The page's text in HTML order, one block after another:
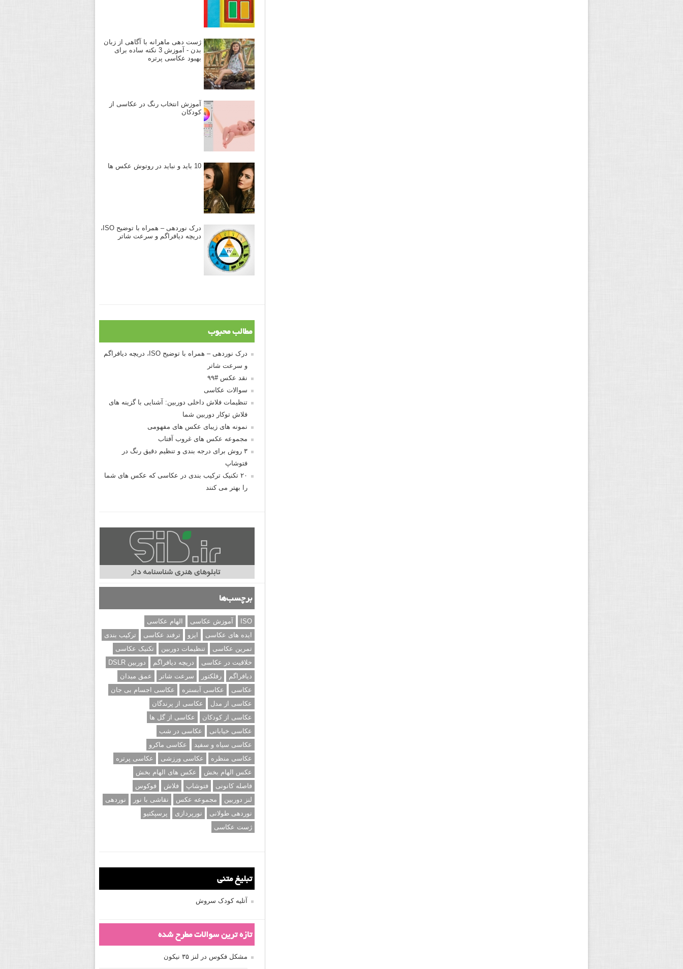
ژست دهی ماهرانه با آگاهی از زبان
بدن - آموزش 3 نکته ساده برای
بهبود عکاسی پرتره
آموزش انتخاب رنگ در عکاسی از
کودکان
10 باید و نباید در روتوش عکس ها
درک نوردهی – همراه با توضیح ISO،
دریچه دیافراگم و سرعت شاتر
مطالب محبوب
درک نوردهی – همراه با توضیح ISO، دریچه دیافراگم
و سرعت شاتر
نقد عکس #۹۹
سوالات عکاسی
تنظیمات فلاش داخلی دوربین: آشنایی با گزینه های
فلاش توکار دوربین شما
نمونه های زیبای عکس های مفهومی
مجموعه عکس های غروب آفتاب
۳ روش برای درجه بندی و تنظیم دقیق رنگ در
فتوشاپ
۲۰ تکنیک ترکیب بندی در عکاسی که عکس های شما
را بهتر می کنند
برچسب‌ها
ISO آموزش عکاسی
الهام عکاسی
ایده های عکاسی
ایزو ترفند عکاسی
ترکیب بندی
تمرین عکاسی
تنظیمات دوربین
تکنیک عکاسی
خلاقیت در عکاسی
دریچه دیافراگم
دوربین DSLR
دیافراگم
رفلکتور سرعت شاتر
عمق میدان
عکاسی
عکاسی آبستره
عکاسی اجسام بی جان
عکاسی از مدل
عکاسی از پرندگان
عکاسی از کودکان
عکاسی از گل ها
عکاسی خیابانی
عکاسی در شب
عکاسی سیاه و سفید
عکاسی ماکرو
عکاسی منظره
عکاسی ورزشی
عکاسی پرتره
عکس الهام بخش
عکس های الهام بخش
فاصله کانونی
فتوشاپ فلاش
فوکوس
لنز دوربین
مجموعه عکس نقاشی با نور
نوردهی
نوردهی طولانی
نورپردازی
پرسپکتیو
ژست عکاسی
تبلیغ متنی
آتلیه کودک سروش
تازه ترین سوالات مطرح شده
مشکل فکوس در لنز ۳۵ نیکون